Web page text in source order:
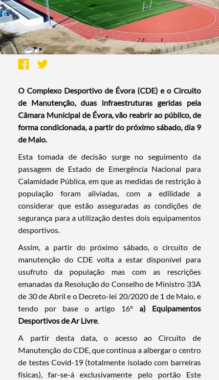
O Complexo Desportivo de Évora (CDE) e o Circuito
de Manutenção, duas infraestruturas geridas pela
Câmara Municipal de Évora, vão reabrir ao público, de
forma condicionada, a partir do próximo sábado, dia 9
de Maio.
Esta tomada de decisão surge no seguimento da
passagem de Estado de Emergência Nacional para
Calamidade Pública, em que as medidas de restrição à
população foram aliviadas, com a edilidade a
considerar que estão asseguradas as condições de
segurança para a utilização destes dois equipamentos
desportivos.
Assim, a partir do próximo sábado, o circuito de
manutenção do CDE volta a estar disponível para
usufruto da população mas com as rescrições
emanadas da Resolução do Conselho de Ministro 33A
de 30 de Abril e o Decreto-lei 20/2020 de 1 de Maio, e
tendo por base o artigo 16º a) Equipamentos
Desportivos de Ar Livre.
A partir desta data, o acesso ao Circuito de
Manutenção do CDE, que continua a albergar o centro
de testes Covid-19 (totalmente isolado com barreiras
físicas), far-se-á exclusivamente pelo portão Este